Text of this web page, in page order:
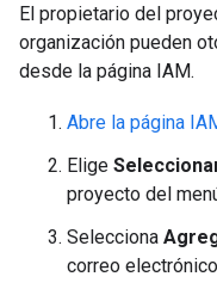
El propietario del
organización pueden
desde la página IAM.
Abre la página
Elige
proyecto del
Selecciona
correo